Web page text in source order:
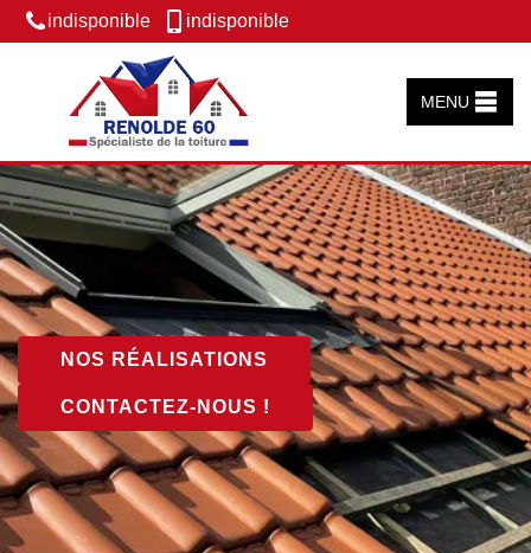
indisponible indisponible
MENU
NOS RÉALISATIONS
CONTACTEZ-NOUS !